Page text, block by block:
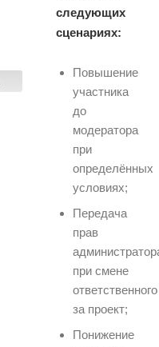
следующих
сценариях:
Повышение
участника
до
модератора
при
определённых
условиях;
Передача
прав
при смене
ответственного
за проект;
Понижение